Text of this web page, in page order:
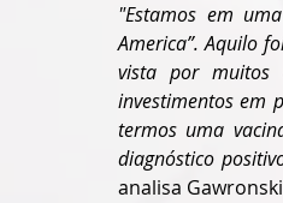
"Estamos em
America”. Aquilo
vista por muitos
investimentos em
termos uma
diagnóstico
analisa